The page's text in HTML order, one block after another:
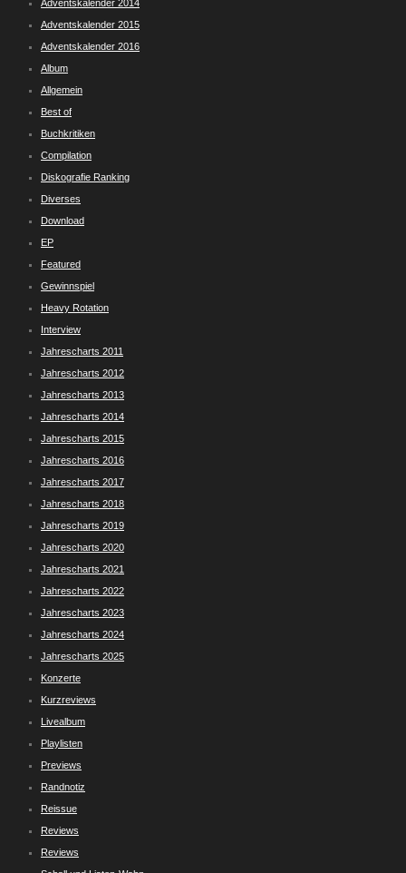
Adventskalender 2014
Adventskalender 2015
Adventskalender 2016
Album
Allgemein
Best of
Buchkritiken
Compilation
Diskografie Ranking
Diverses
Download
EP
Featured
Gewinnspiel
Heavy Rotation
Interview
Jahrescharts 2011
Jahrescharts 2012
Jahrescharts 2013
Jahrescharts 2014
Jahrescharts 2015
Jahrescharts 2016
Jahrescharts 2017
Jahrescharts 2018
Jahrescharts 2019
Jahrescharts 2020
Jahrescharts 2021
Jahrescharts 2022
Jahrescharts 2023
Jahrescharts 2024
Jahrescharts 2025
Konzerte
Kurzreviews
Livealbum
Playlisten
Previews
Randnotiz
Reissue
Reviews
Reviews